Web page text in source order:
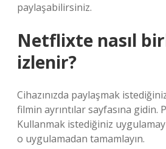
paylaşabilirsiniz.
Netflixte nasıl
izlenir?
Cihazınızda paylaşmak
filmin ayrıntılar sayfasına gidin.
Kullanmak istediğiniz
o uygulamadan tamamlayın.